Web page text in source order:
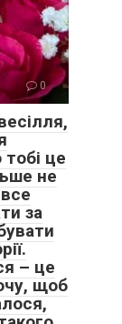
0
це
не
за
– це
щоб